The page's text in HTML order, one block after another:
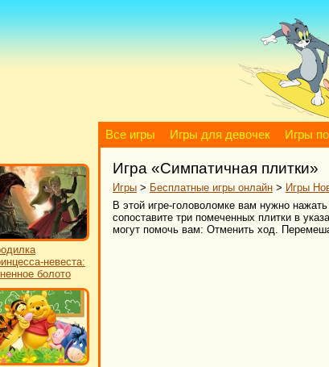
Все игры Игры для девочек Игры
невеста:
болото
Игра «Симпатичная плитки»
Игры > Бесплатные игры онлайн > Игры
В этой игре-головоломке вам нужно
сопоставите три помеченных плитки в
могут помочь вам: Отменить ход.